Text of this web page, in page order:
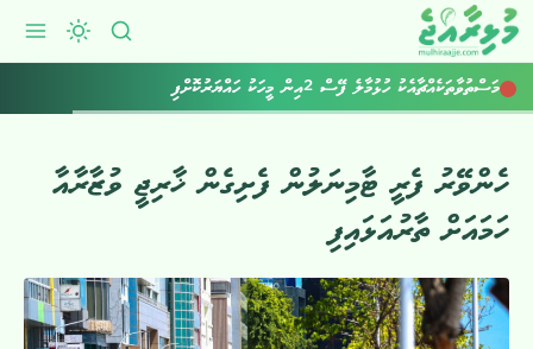
މަސްތުވާތަކެއްޗާއެކު ހުޅުމާލެ ފޭސް 2އިން މީހަކު ހައްޔަރުކޮށްފި
ހެންވޭރު ފެރީ ޓާމިނަލުން ފެށިގެން ޚާރިޖީ ވުޒާރާއާ
ހަމައަށް ތާރުއަޅައިފި